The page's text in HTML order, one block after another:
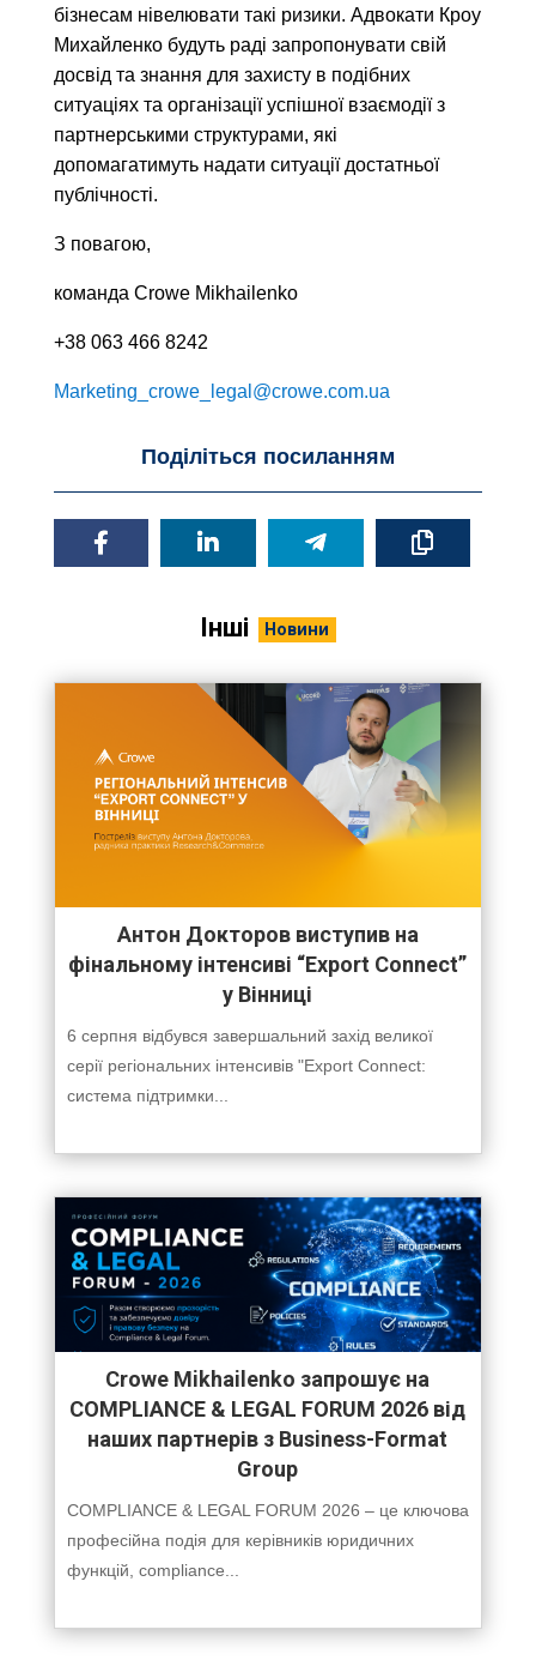
бізнесам нівелювати такі ризики. Адвокати Кроу
Михайленко будуть раді запропонувати свій
досвід та знання для захисту в подібних
ситуаціях та організації успішної взаємодії з
партнерськими структурами, які
допомагатимуть надати ситуації достатньої
публічності.
З повагою,
команда Crowe Mikhailenko
+38 063 466 8242
Marketing_crowe_legal@crowe.com.ua
Поділіться посиланням
Інші Новини
Антон Докторов виступив на
фінальному інтенсиві “Export Connect”
у Вінниці
6 серпня відбувся завершальний захід великої
серії регіональних інтенсивів "Export Connect:
система підтримки...
Crowe Mikhailenko запрошує на
COMPLIANCE & LEGAL FORUM 2026 від
наших партнерів з Business-Format
Group
COMPLIANCE & LEGAL FORUM 2026 – це ключова
професійна подія для керівників юридичних
функцій, compliance...